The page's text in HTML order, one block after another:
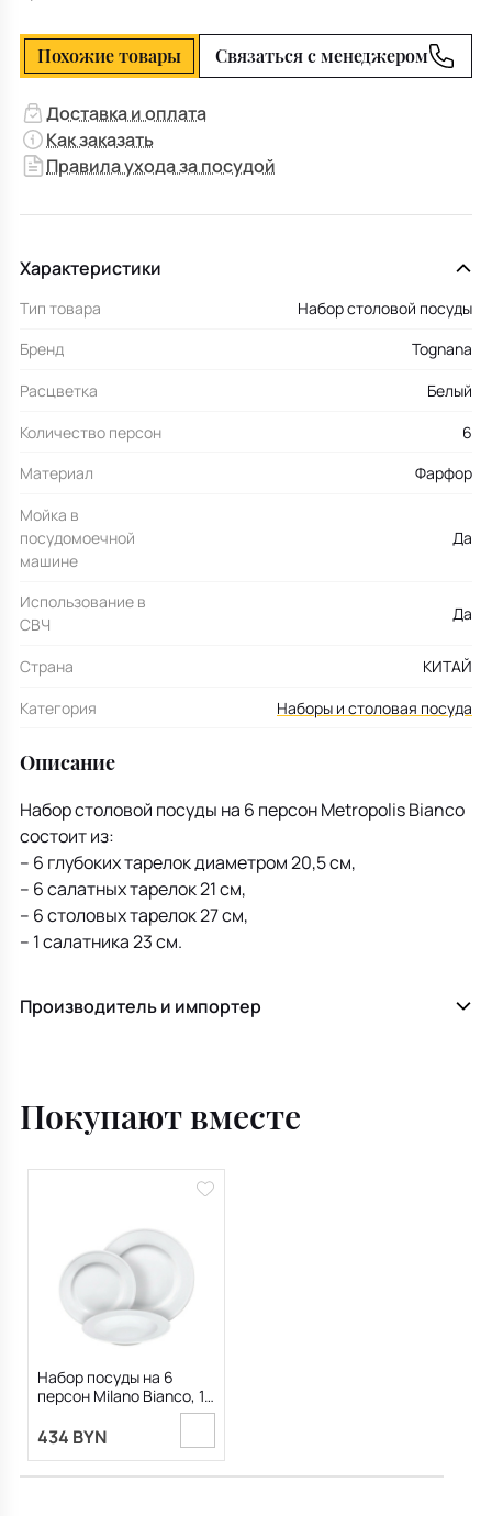
Похожие товары Связаться с менеджером
Доставка и оплата
Как заказать
Правила ухода за посудой
Характеристики
Тип товара
Набор столовой посуды
Бренд
Tognana
Расцветка
Белый
Количество персон
6
Материал
Фарфор
Мойка в
посудомоечной
машине
Да
Использование в
СВЧ
Да
Страна
КИТАЙ
Категория
Наборы и столовая посуда
Описание
Набор столовой посуды на 6 персон Metropolis Bianco
состоит из:
– 6 глубоких тарелок диаметром 20,5 см,
– 6 салатных тарелок 21 см,
– 6 столовых тарелок 27 см,
– 1 салатника 23 см.
Производитель и импортер
Покупают вместе
Набор посуды на 6
персон Milano Bianco, 18
434 BYN